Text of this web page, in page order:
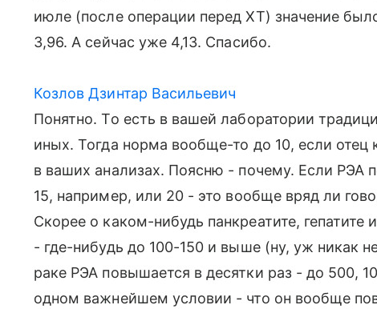
июле (после операции перед ХТ) значение
3,96. А сейчас уже 4,13. Спасибо.
Козлов Дзинтар Васильевич
Понятно. То есть в вашей лаборатории
иных. Тогда норма вообще-то до 10, если
в ваших анализах. Поясню - почему. Если РЭА
15, например, или 20 - это вообще вряд ли
Скорее о каком-нибудь панкреатите,
- где-нибудь до 100-150 и выше (ну, уж никак
раке РЭА повышается в десятки раз - до 500,
одном важнейшем условии - что он вообще